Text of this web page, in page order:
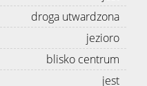
droga utwardzona
jezioro
blisko centrum
jest